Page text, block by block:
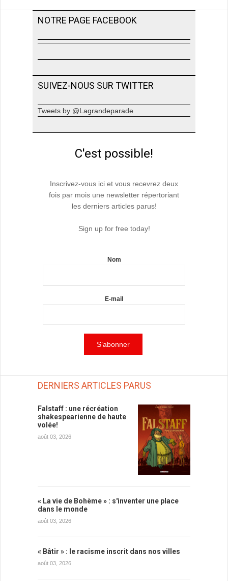
NOTRE PAGE FACEBOOK
SUIVEZ-NOUS SUR TWITTER
Tweets by @Lagrandeparade
C'est possible!
Inscrivez-vous ici et vous recevrez deux
fois par mois une newsletter répertoriant
les derniers articles parus!
Sign up for free today!
Nom
E-mail
DERNIERS ARTICLES PARUS
Falstaff : une récréation
shakespearienne de haute
volée!
août 03, 2026
« La vie de Bohème » : s'inventer une place
dans le monde
août 03, 2026
« Bâtir » : le racisme inscrit dans nos villes
août 03, 2026